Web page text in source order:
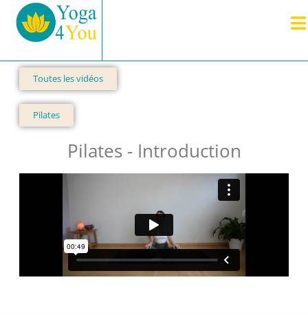
Toutes les vidéos
Pilates
Pilates - Introduction